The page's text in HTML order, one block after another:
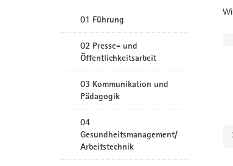
01 Führung
02 Presse- und
Öffentlichkeitsarbeit
03 Kommunikation und
Pädagogik
04
Gesundheitsmanagement/
Arbeitstechnik